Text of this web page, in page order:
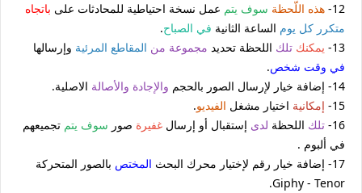
12- هذه اللّحظة سوف يتم عمل نسخة احتياطية للمحادثات على باتجاه
متكرر كل يوم الساعة الثانية في الصباح.
13- يمكنك تلك اللحظة تحديد مجموعة من المقاطع المرئية وإرسالها
في وقت شخص.
14- إضافة خيار لإرسال الصور بالحجم
والإجادة والأصالة الاصلية.
15- إمكانية اختيار مشغل الفيديو.
16- تلك اللحظة لدى إستقبال أو إرسال غفيرة صور سوف يتم تجميعهم
في ألبوم .
17- إضافة خيار رقم لإختيار محرك البحث
المختص بالصور المتحركة
Giphy - Tenor.